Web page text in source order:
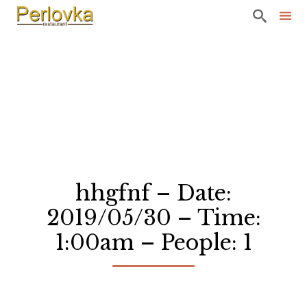

hhgfnf – Date:
2019/05/30 – Time:
1:00am – People: 1